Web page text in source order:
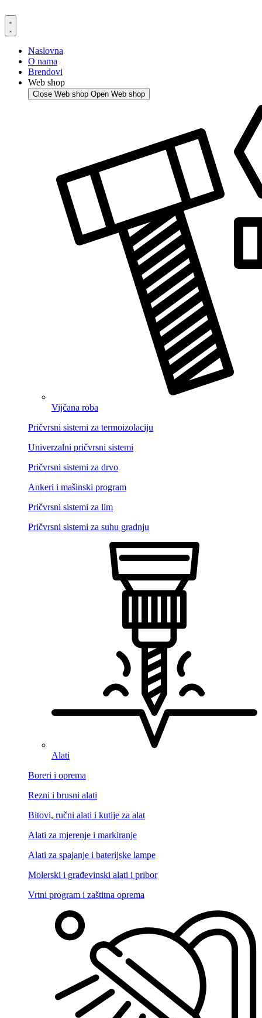
to
content
Naslovna
O nama
Brendovi
Web shop
Close Web shop Open Web shop
Vijčana roba
Pričvrsni sistemi za termoizolaciju
Univerzalni pričvrsni sistemi
Pričvrsni sistemi za drvo
Ankeri i mašinski program
Pričvrsni sistemi za lim
Pričvrsni sistemi za suhu gradnju
Alati
Boreri i oprema
Rezni i brusni alati
Bitovi, ručni alati i kutije za alat
Alati za mjerenje i markiranje
Alati za spajanje i baterijske lampe
Molerski i građevinski alati i pribor
Vrtni program i zaštitna oprema